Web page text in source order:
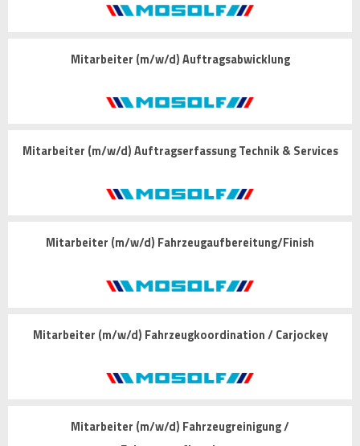
Mitarbeiter (m/w/d) Auftragsabwicklung
Mitarbeiter (m/w/d) Auftragserfassung Technik & Services
Mitarbeiter (m/w/d) Fahrzeugaufbereitung/Finish
Mitarbeiter (m/w/d) Fahrzeugkoordination / Carjockey
Mitarbeiter (m/w/d) Fahrzeugreinigung /